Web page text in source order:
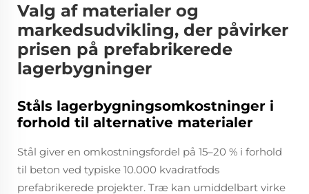
Valg af materialer og
markedsudvikling, der påvirker
prisen på prefabrikerede
lagerbygninger
Ståls lagerbygningsomkostninger i
forhold til alternative materialer
Stål giver en omkostningsfordel på 15–20 % i forhold
til beton ved typiske 10.000 kvadratfods
prefabrikerede projekter. Træ kan umiddelbart virke